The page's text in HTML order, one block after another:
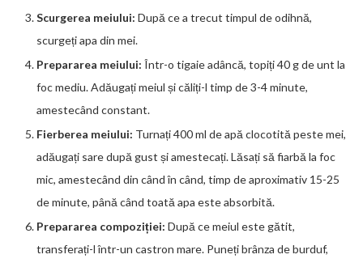
Scurgerea meiului: După ce a trecut timpul de odihnă,
scurgeți apa din mei.
Prepararea meiului: Într-o tigaie adâncă, topiți 40 g de unt la
foc mediu. Adăugați meiul și căliți-l timp de 3-4 minute,
amestecând constant.
Fierberea meiului: Turnați 400 ml de apă clocotită peste mei,
adăugați sare după gust și amestecați. Lăsați să fiarbă la foc
mic, amestecând din când în când, timp de aproximativ 15-25
de minute, până când toată apa este absorbită.
Prepararea compoziției: După ce meiul este gătit,
transferați-l într-un castron mare. Puneți brânza de burduf,